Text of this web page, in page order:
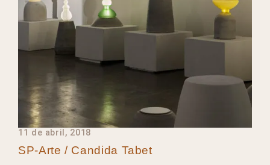
11 de abril, 2018
SP-Arte / Candida Tabet